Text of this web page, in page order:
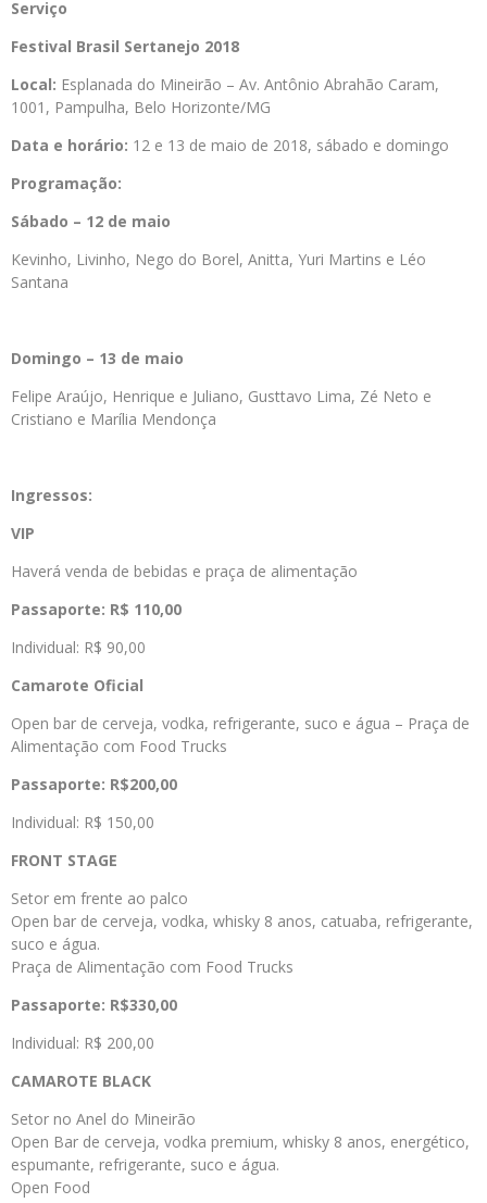
Serviço
Festival Brasil Sertanejo 2018
Local: Esplanada do Mineirão – Av. Antônio Abrahão Caram,
1001, Pampulha, Belo Horizonte/MG
Data e horário: 12 e 13 de maio de 2018, sábado e domingo
Programação:
Sábado – 12 de maio
Kevinho, Livinho, Nego do Borel, Anitta, Yuri Martins e Léo
Santana
Domingo – 13 de maio
Felipe Araújo, Henrique e Juliano, Gusttavo Lima, Zé Neto e
Cristiano e Marília Mendonça
Ingressos:
VIP
Haverá venda de bebidas e praça de alimentação
Passaporte: R$ 110,00
Individual: R$ 90,00
Camarote Oficial
Open bar de cerveja, vodka, refrigerante, suco e água – Praça de
Alimentação com Food Trucks
Passaporte: R$200,00
Individual: R$ 150,00
FRONT STAGE
Setor em frente ao palco
Open bar de cerveja, vodka, whisky 8 anos, catuaba, refrigerante,
suco e água.
Praça de Alimentação com Food Trucks
Passaporte: R$330,00
Individual: R$ 200,00
CAMAROTE BLACK
Setor no Anel do Mineirão
Open Bar de cerveja, vodka premium, whisky 8 anos, energético,
espumante, refrigerante, suco e água.
Open Food